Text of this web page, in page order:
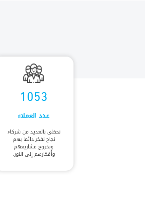
1053
عدد العملاء
نحظى بالعديد من شركاء
نجاح نفخر دائما بهم
وبخروج مشاريعهم
وأفكارهم إلى النور.